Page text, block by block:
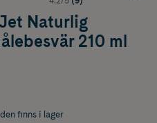
Naturlig
210 ml
finns i lager